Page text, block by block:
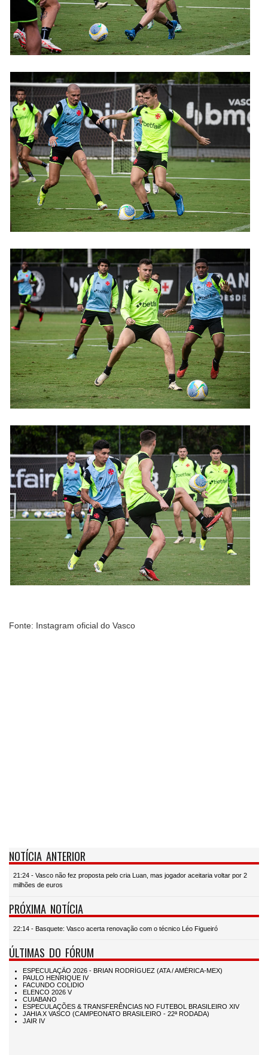
Fonte: Instagram oficial do Vasco
NOTÍCIA ANTERIOR
21:24 - Vasco não fez proposta pelo cria Luan, mas jogador aceitaria voltar por 2
milhões de euros
PRÓXIMA NOTÍCIA
22:14 - Basquete: Vasco acerta renovação com o técnico Léo Figueiró
ÚLTIMAS DO FÓRUM